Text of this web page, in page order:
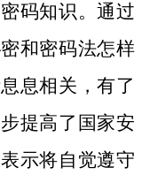
码知识。通过
和密码法怎样
息相关，有了
提高了国家安
示将自觉遵守